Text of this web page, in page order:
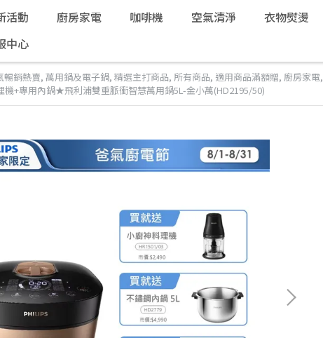
活動 廚房家電 咖啡機 空氣清淨 衣物熨燙
中心
暢銷熱賣, 萬用鍋及電子鍋, 精選主打商品, 所有商品, 適用商品滿額贈, 廚房家電,
+專用內鍋★飛利浦雙重脈衝智慧萬用鍋5L-金小萬(HD2195/50)